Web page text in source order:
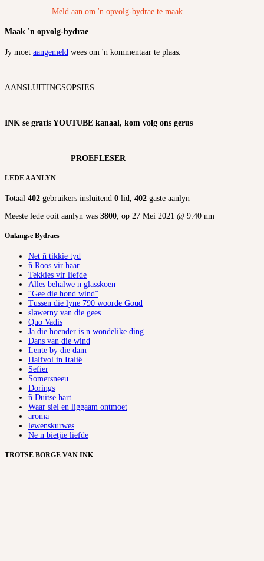
Meld aan om 'n opvolg-bydrae te maak
Maak 'n opvolg-bydrae
Jy moet aangemeld wees om 'n kommentaar te plaas.
AANSLUITINGSOPSIES
INK se gratis YOUTUBE kanaal, kom volg ons gerus
PROEFLESER
LEDE AANLYN
Totaal 402 gebruikers insluitend 0 lid, 402 gaste aanlyn
Meeste lede ooit aanlyn was 3800 , op 27 Mei 2021 @ 9:40 nm
Onlangse Bydraes
Net ñ tikkie tyd
ñ Roos vir haar
Tekkies vir liefde
Alles behalwe n glasskoen
“Gee die hond wind”
Tussen die lyne 790 woorde Goud
slawerny van die gees
Quo Vadis
Ja die hoender is n wondelike ding
Dans van die wind
Lente by die dam
Halfvol in Italië
Sefier
Somersneeu
Dorings
ñ Duitse hart
Waar siel en liggaam ontmoet
aroma
lewenskurwes
Ne n bietjie liefde
TROTSE BORGE VAN INK